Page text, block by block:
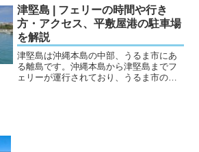
やアウトレットモールがあるため、多く
の観光客が訪れるエリア...
津堅島 | フェリーの時間や行き
方・アクセス、平敷屋港の駐車場
を解説
津堅島は沖縄本島の中部、うるま市にあ
る離島です。沖縄本島から津堅島までフ
ェリーが運行されており、うるま市の平